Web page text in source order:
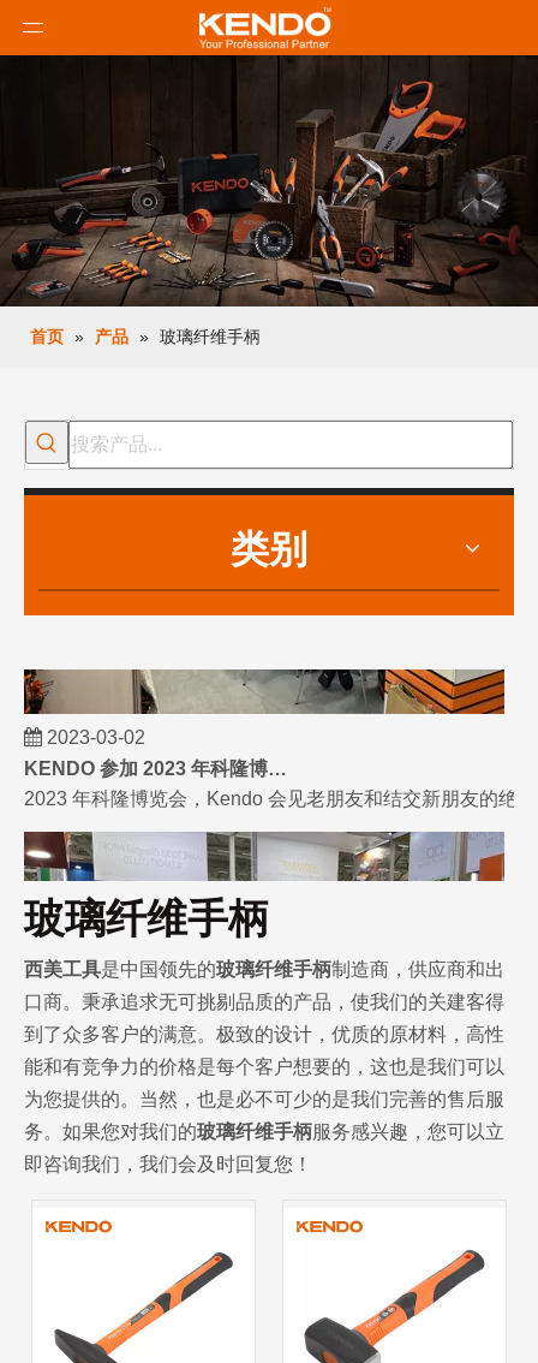
首页 » 产品 » 玻璃纤维手柄
类别
2023-03-02
2023 年科隆博览会，Kendo 会见老朋友和结交新朋友的绝
2023 年科隆博览会，Kendo 会见老朋友和结交新朋友的绝
玻璃纤维手柄
西美工具是中国领先的玻璃纤维手柄制造商，供应商和出
口商。秉承追求无可挑剔品质的产品，使我们的关建客得
到了众多客户的满意。极致的设计，优质的原材料，高性
能和有竞争力的价格是每个客户想要的，这也是我们可以
为您提供的。当然，也是必不可少的是我们完善的售后服
务。如果您对我们的玻璃纤维手柄服务感兴趣，您可以立
即咨询我们，我们会及时回复您！